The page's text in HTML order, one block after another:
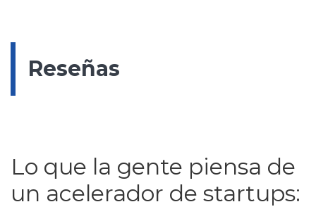
Reseñas
Lo que la gente piensa de
un acelerador de startups: